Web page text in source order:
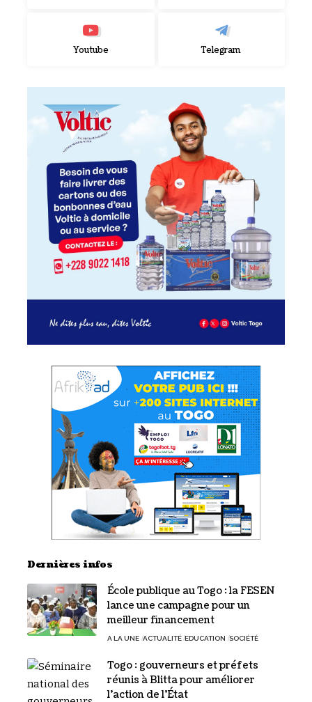
Youtube Telegram
Dernières infos
École publique au Togo : la FESEN
lance une campagne pour un
meilleur financement
A LA UNE ACTUALITÉ EDUCATION SOCIÉTÉ
Togo : gouverneurs et préfets
réunis à Blitta pour améliorer
l’action de l’État